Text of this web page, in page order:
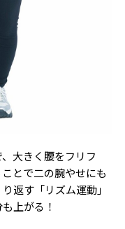
大きく腰をフリフ
とで二の腕やせにも
返す「リズム運動」
上がる！